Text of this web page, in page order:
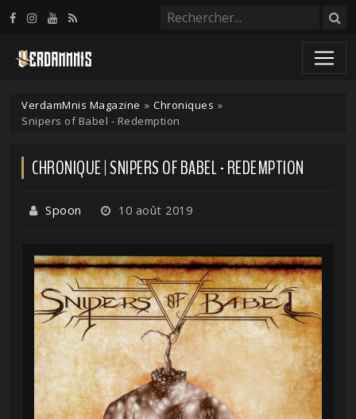
VerdamMnis Magazine » Chroniques »
Snipers of Babel - Redemption
CHRONIQUE | SNIPERS OF BABEL - REDEMPTION
Spoon 10 août 2019
Panneau de gestion des cookies